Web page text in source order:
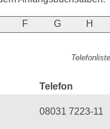
F G H
Telefon
08031 7223-11